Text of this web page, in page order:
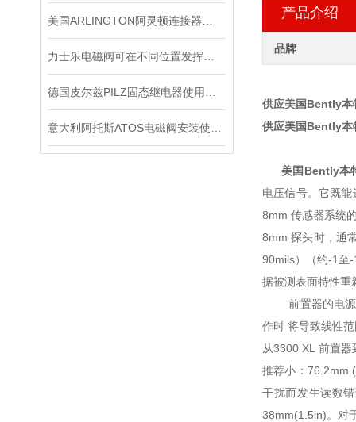
产品介绍
品牌
供应美国Bently本
供应美国Bently本
美国Bently本特
电压信号。它既
8mm 传感器系统
8mm 探头时，通
90mils）（约-1至
据被测表面特性重
前置器的电源要
作时 将导致线性
从3300 XL 前置
推荐小：76.2mm
干扰而发生读数
38mm(1.5in)。对